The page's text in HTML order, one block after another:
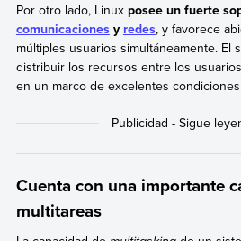
Por otro lado, Linux posee un fuerte
comunicacionesy redes, y favorece
múltiples usuarios simultáneamente. El
distribuir los recursos entre los
en un marco de excelentes
Cuenta con una importante
multitareas